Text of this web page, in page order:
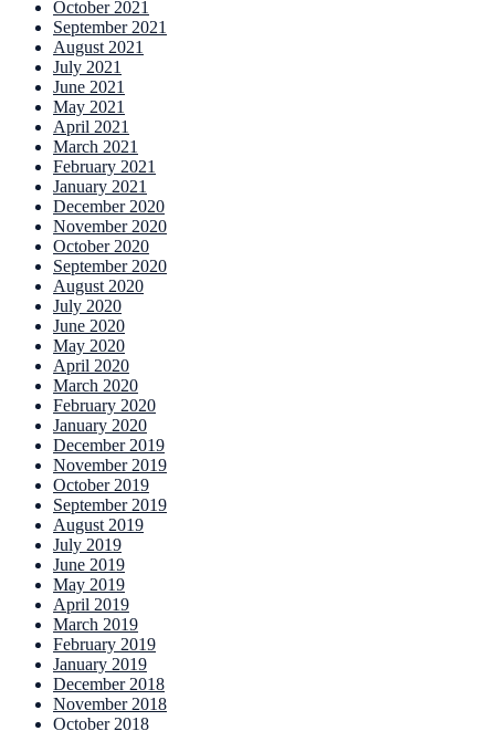
October 2021
September 2021
August 2021
July 2021
June 2021
May 2021
April 2021
March 2021
February 2021
January 2021
December 2020
November 2020
October 2020
September 2020
August 2020
July 2020
June 2020
May 2020
April 2020
March 2020
February 2020
January 2020
December 2019
November 2019
October 2019
September 2019
August 2019
July 2019
June 2019
May 2019
April 2019
March 2019
February 2019
January 2019
December 2018
November 2018
October 2018